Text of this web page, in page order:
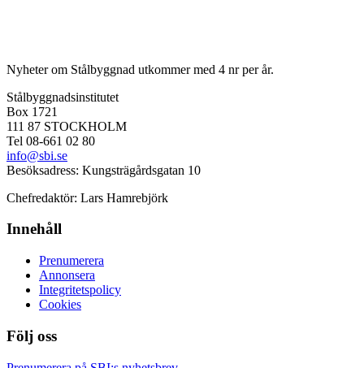
Nyheter om Stålbyggnad utkommer med 4 nr per år.
Stålbyggnadsinstitutet
Box 1721
111 87 STOCKHOLM
Tel 08-661 02 80
info@sbi.se
Besöksadress: Kungsträgårdsgatan 10
Chefredaktör: Lars Hamrebjörk
Innehåll
Prenumerera
Annonsera
Integritetspolicy
Cookies
Följ oss